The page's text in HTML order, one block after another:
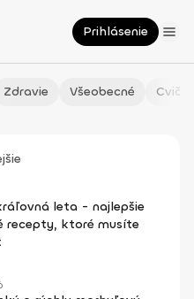
Prihlásenie
Zdravie Všeobecné
leta - najlepšie
recepty, ktoré musíte